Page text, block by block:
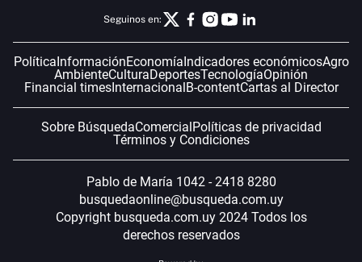
Seguinos en:
PolíticaInformaciónEconomíaIndicadores económicosAgro
AmbienteCulturaDeportesTecnologíaOpinión
Financial timesInternacionalB-contentCartas al Director
Sobre BúsquedaComercialPolíticas de privacidad
Términos y Condiciones
Pablo de María 1042 - 2418 8280
busquedaonline@busqueda.com.uy
Copyright busqueda.com.uy 2024 Todos los
derechos reservados